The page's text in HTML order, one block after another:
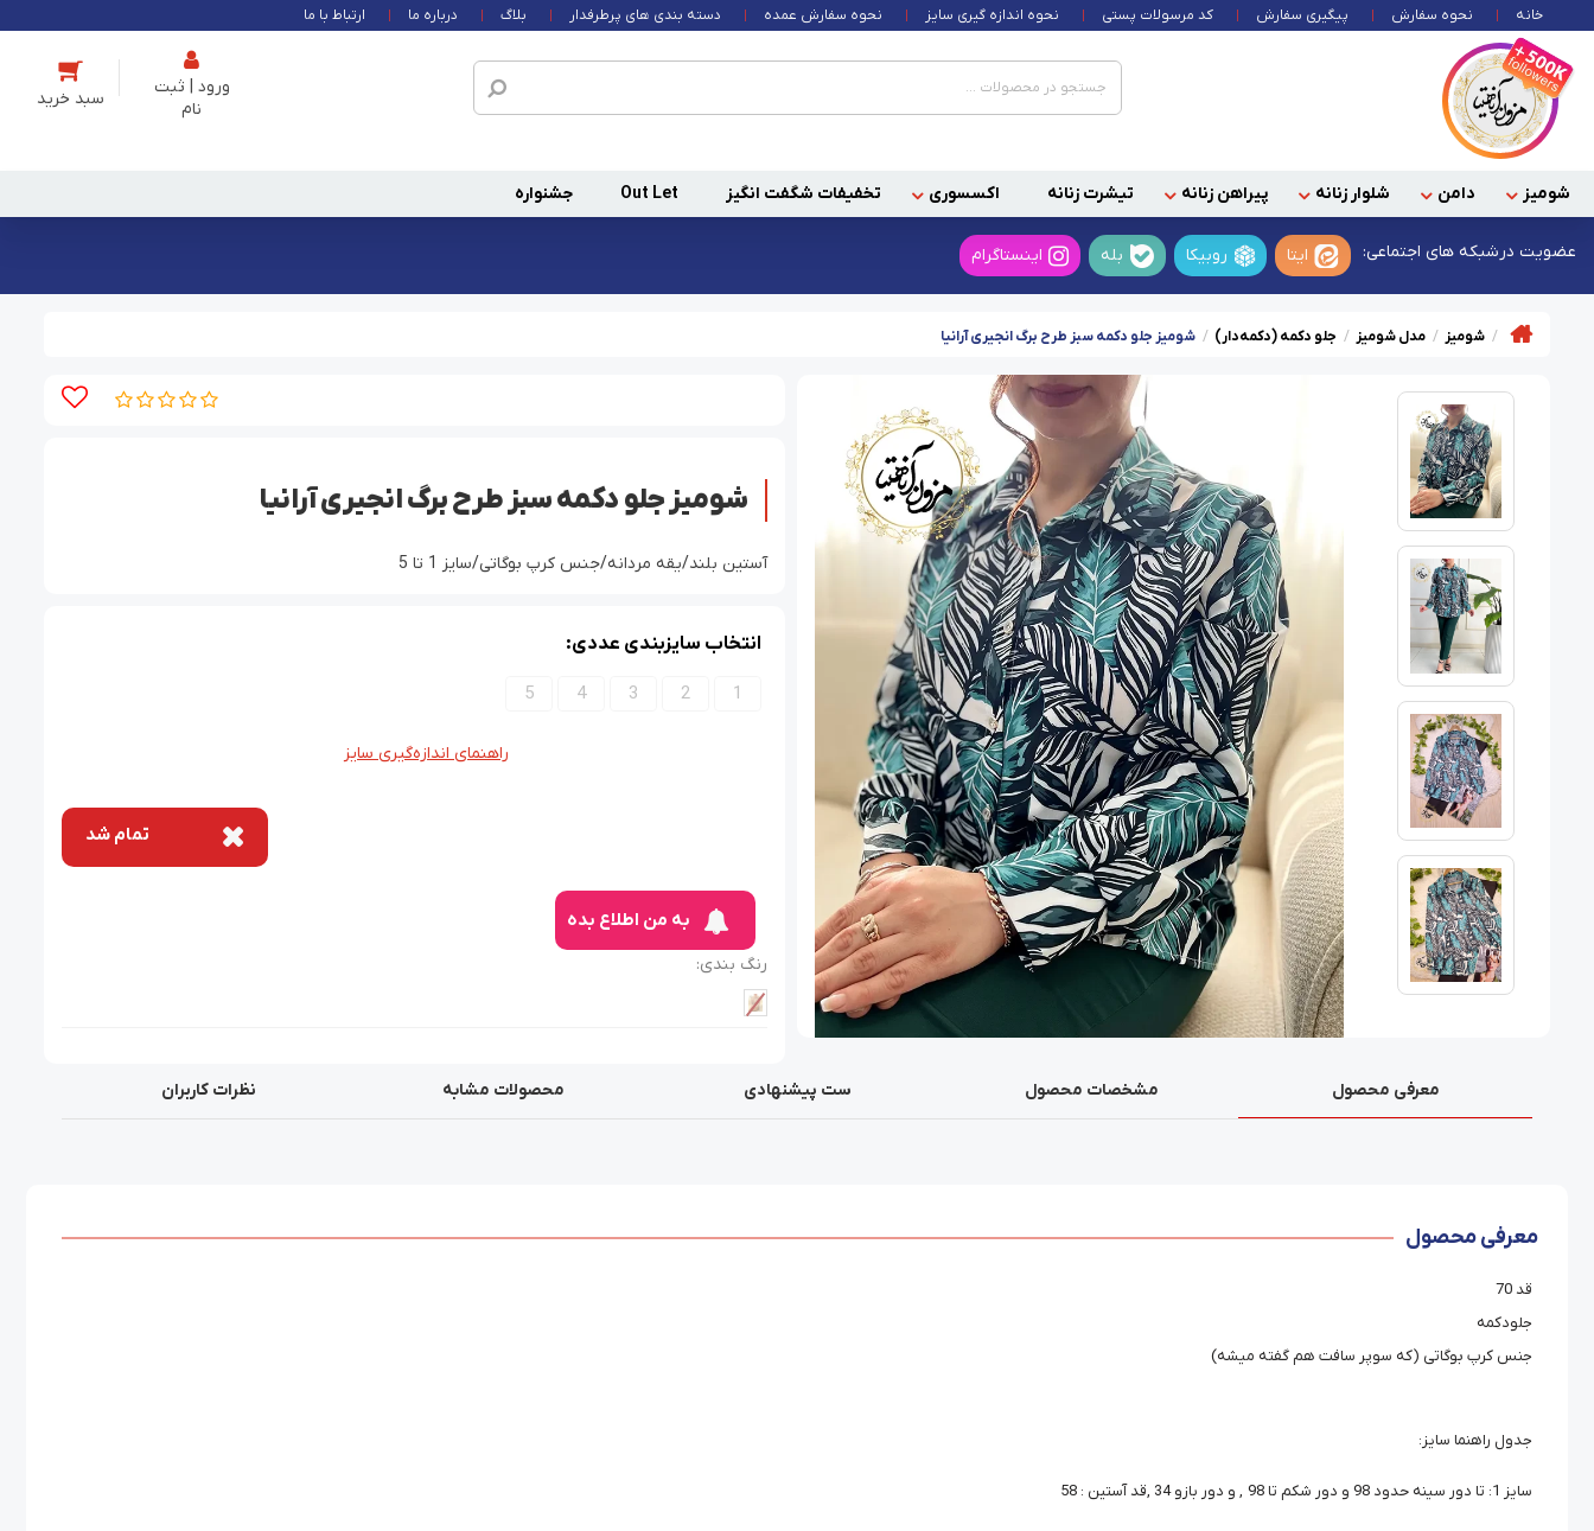
خانه نحوه سفارش پیگیری سفارش کد مرسولات پستی نحوه اندازه گیری سایز نحوه سفارش عمده دسته بندی های پرطرفدار بلاگ درباره ما ارتباط با ما
ورود | ثبت
نام
شومیز دامن شلوار زنانه پیراهن زنانه تیشرت زنانه اکسسوری تخفیفات شگفت انگیز Out Let جشنواره
عضویت درشبکه های اجتماعی: ایتا روبیکا بله اینستاگرام
شومیز مدل شومیز جلو دکمه (دکمه‌دار) شومیز جلو دکمه سبز طرح برگ انجیری آرانیا
شومیز جلو دکمه سبز طرح برگ انجیری آرانیا
آستین بلند/یقه مردانه/جنس کرپ بوگاتی/سایز 1 تا 5
انتخاب سایزبندی عددی:
1
2
3
4
5
راهنمای اندازه‌گیری سایز
تمام شد
به من اطلاع بده
رنگ بندی:
معرفی محصول مشخصات محصول ست پیشنهادی محصولات مشابه نظرات کاربران
معرفی محصول
قد 70
جلو‌دکمه
جنس کرپ بوگاتی (که سوپر سافت هم گفته میشه)
جدول راهنما سایز:
سایز 1: تا دور سینه حدود 98 و دور شکم تا 98 , و دور بازو 34 ,قد آستین : 58